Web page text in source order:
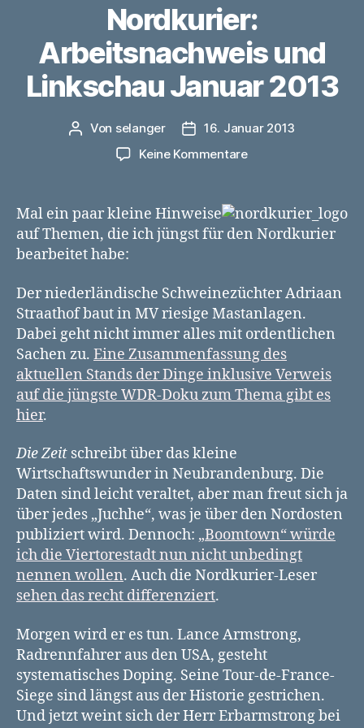
Nordkurier:
Arbeitsnachweis und
Linkschau Januar 2013
Beitragsautor
Von selanger Veröffentlichungsdatum
16. Januar 2013
Keine Kommentarezu
und
Linkschau
Januar
Mal ein paar kleine Hinweise
auf Themen, die ich jüngst für den Nordkurier
bearbeitet habe:
Der niederländische Schweinezüchter Adriaan
Straathof baut in MV riesige Mastanlagen.
Dabei geht nicht immer alles mit ordentlichen
Sachen zu. Eine Zusammenfassung des
aktuellen Stands der Dinge inklusive Verweis
auf die jüngste WDR-Doku zum Thema gibt es
hier.
Die Zeit schreibt über das kleine
Wirtschaftswunder in Neubrandenburg. Die
Daten sind leicht veraltet, aber man freut sich ja
über jedes „Juchhe“, was je über den Nordosten
publiziert wird. Dennoch: „Boomtown“ würde
ich die Viertorestadt nun nicht unbedingt
nennen wollen. Auch die Nordkurier-Leser
sehen das recht differenziert.
Morgen wird er es tun. Lance Armstrong,
Radrennfahrer aus den USA, gesteht
systematisches Doping. Seine Tour-de-France-
Siege sind längst aus der Historie gestrichen.
Und jetzt weint sich der Herr Erbarmstrong bei